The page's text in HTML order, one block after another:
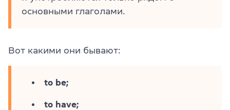
основными глаголами.
Вот какими они бывают:
to be;
to have;